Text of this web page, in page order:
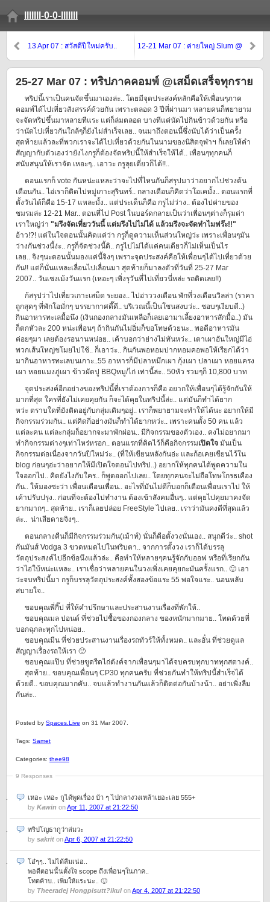
lllllll-0-0-lllllll
13 Apr 07 : สวัสดีปีใหม่ครับ..
12-21 Mar 07 : ค่ายใหญ่ Slum @
25-27 Mar 07 : ทริปภาคคอมพ์ @เสม็ดเสร็จทุกราย
ทริปนี้เราเป็นคนจัดขึ้นมาเองล่ะ.. โดยมีจุดประสงค์หลักคือให้เพื่อนๆภาค
คอมพ์ได้ไปเที่ยวสังสรรค์ด้วยกัน เพราะตลอด 3 ปีที่ผ่านมา หลายคนก็พยายาม
จะจัดทริปขึ้นมาหลายทีแระ แต่ก็ล่มตลอด บางทีแค่นัดไปกินข้าวด้วยกัน หรือ
ว่านัดไปเที่ยวกันใกล้ๆก็ยังไม่สำเร็จเลย.. จนมาถึงตอนนี้ซึ่งนับได้ว่าเป็นครั้ง
สุดท้ายแล้วละที่พวกเราจะได้ไปเที่ยวด้วยกันในนามของนิสิตจุฬาฯ ก็เลยให้คำ
สัญญากับตัวเองว่ายังไงกรูก็ต้องจัดทริปนี้ให้สำเร็จให้ได้.. เพื่อนๆทุกคนก็
สนับสนุนให้เราจัด เหอะๆ.. เอาวะ กรูลุยเดี่ยวก็ได้!!..
ตอนแรกก็ vote กันหน่ะแหละว่าจะไปที่ไหนกันก็สรุปมาว่าอยากไปช่วงต้น
เดือนกัน.. ไอ่เราก็ติดไปหมู่เกาะสุรินทร์.. กลางเดือนก็คิดว่าโอเคมั้ง.. ตอนแรกที่
ตั้งวันได้ก็คือ 15-17 แหละมั้ง.. แต่ประเด็นก็คือ กรูไม่ว่าง.. ต้องไปค่ายของ
ชมรมล่ะ 12-21 Mar.. ตอนที่ไป Post ในบอร์ดกลายเป็นว่าเพื่อนๆต่างก็รุมด่า
เราใหญ่ว่า "มรึงจัดเที่ยววันนี้ แต่มรึงไปไม่ได้ แล้วมรึงจะจัดทำไมฟร๊ะ!!"
อ้าว!?! แต่ในใจตอนนั้นคิดแค่ว่า กรูก็ดูความเห็นส่วนใหญ่ว่ะ เพราะเพื่อนๆมัน
ว่างกันช่วงนี้ง่ะ.. กรูก็จัดช่วงนี้ดิ.. กรูไปไม่ได้แค่คนเดียวก็ไม่เห็นเป็นไร
เลย.. จิงๆนะตอนนั้นมองแค่นี้จิงๆ เพราะจุดประสงค์คือให้เพื่อนๆได้ไปเที่ยวด้วย
กัน!! แต่ก็นั่นแหละเลื่อนไปเลื่อนมา สุดท้ายก็มาลงตัวที่วันที่ 25-27 Mar
2007.. วันเชงเม้งวันแรก (เหอะๆ เพิ่งรุวันที่ไปเที่ยวนี่หล่ะ รถติดเลย!!)
ก้สรุปว่าไปเที่ยวเกาะเสม็ด ระยอง.. ไปอ่าววงเดือน พักที่วงเดือนวิลล่า (ราคา
ถูกสุดๆ ที่พักโอมั่กๆ บรรยากาศดี๊ดี.. บริเวณนี้เป็นโซนสงบว่ะ.. ชอบๆเงียบดี..)
กินอาหารทะเลมื้อนึง (เงินกองกลางมันเหลือก็เลยเอามาเลี้ยงอาหารสักมื้อ..) มัน
ก็ตกหัวละ 200 หน่ะเพื่อนๆ ถ้ากินกันไม่อิ่มก็ขอโทษด้วยนะ.. พอดีอาหารมัน
ค่อยๆมา เลยต้องรอนานหน่อย.. เค้าบอกว่าย่างไม่ทันหว่ะ.. เตาเผาอันใหญ่มีไอ่
พวกเส้นใหญ่ขโมยไปใช้.. ก็เอาว่ะ.. กินกันพอหอมปากหอมคอพอให้เรียกได้ว่า
มากินอาหารทะเลบนเกาะ..55 อาหารก็มีปลาหมึกเผา กุ้งเผา ปลาเผา หอยแครง
เผา หอยแมงภู่เผา ข้าวผัดปู BBQหมู/ไก่ เท่านี้ล่ะ.. 50หัว รวมๆก็ 10,800 บาท
จุดประสงค์อีกอย่างของทริปนี้ที่เราต้องการก็คือ อยากให้เพื่อนๆได้รู้จักกันให้
มากที่สุด ใครที่ยังไม่เคยคุยกัน ก็จะได้คุยในทริปนี้ล่ะ.. แต่มันก็ทำได้ยาก
หว่ะ ตราบใดที่ยังติดอยู่กับกลุ่มเดิมๆอยู่.. เราก็พยายามจะทำให้ได้นะ อยากให้มี
กิจกรรมร่วมกัน.. แต่คิดกี่อย่างมันก็ทำได้ยากหว่ะ.. เพราะคนตั้ง 50 คน แล้ว
แต่ละคน แต่ละกลุ่มก็อยากจะมาพักผ่อน.. มีกิจกรรมของตัวเอง.. คงไม่อยากมา
ทำกิจกรรมต่างๆเท่าไหร่หรอก.. ตอนแรกที่คิดไว้ก็คือกิจกรรมเปิดใจ มันเป็น
กิจกรรมต่อเนื่องจากวันปีใหม่ว่ะ.. (ที่ให้เขียนหลังกันอ่ะ และก้อเคยเขียนไว้ใน
blog ก่อนๆอ่ะว่าอยากให้มีเปิดใจตอนไปทริป..) อยากให้ทุกคนได้พูดความใน
ใจออกไป.. คิดยังไงกับใคร.. ก็พูดออกไปเลย.. โดยทุกคนจะไม่ถือโทษโกรธเคือง
กัน.. ให้มองซะว่า เพื่อนเตือนเพื่อน.. อะไรที่มันไม่ดีก็บอกก็เตือนเพื่อนเราไป ให้
เค้าปรับปรุง.. ก่อนที่จะต้องไปทำงาน ต้องเข้าสังคมอื่นๆ.. แต่คุยไปคุยมาคงจัด
ยากมากๆ.. สุดท้าย.. เราก็เลยปล่อย FreeStyle ไปเลย.. เราว่ามันคงดีที่สุดแล้ว
ล่ะ.. น่าเสียดายจิงๆ..
ตอนกลางคืนก็มีกิจกรรมร่วมกัน(เม้าท์) นั่นก็คือตั้งวงนั่นเอง.. สนุกดีว่ะ.. shot
กันมันส์ Vodga 3 ขวดหมดไปในพริบตา.. จากการตั้งวง เราก็ได้บรรลุ
วัตถุประสงค์ไปอีกข้อนึงแล้วล่ะ.. คือทำให้หลายๆคนรู้จักกับออฟ หรือที่เรียกกัน
ว่าไอ่ใบ้หน่ะแหละ.. เราเชื่อว่าหลายคนในวงเพิ่งเคยคุยกะมันครั้งแรก.. 🙂 เอา
ว่ะจบทริปนี้มา กรูก็บรรลุวัตถุประสงค์ทั้งสองข้อแระ 55 พอใจแระ.. นอนหลับ
สบายใจ..
ขอบคุณพี่กิ๊ป ที่ให้คำปรึกษาและประสานงานเรื่องที่พักให้..
ขอบคุณมล ปอนด์ ที่ช่วยไปซื้อของกองกลาง ของหนักมากมาย.. โทดด้วยที่
บอกฉุกละหุกไปหน่อย..
ขอบคุณมีน ที่ช่วยประสานงานเรื่องรถทัวร์ให้ทั้งหมด.. และอั๋น ที่ช่วยดูแล
สัญญาเรื่องรถให้เรา 🙂
ขอบคุณแป๊บ ที่ช่วยขูดรีดไถ่ตังค์จากเพื่อนๆมาได้จบครบทุกบาททุกสตางค์..
สุดท้าย.. ขอบคุณเพื่อนๆ CP30 ทุกคนครับ ที่ช่วยกันทำให้ทริปนี้สำเร็จได้
ด้วยดี.. ขอบคุณมากคับ.. จบแล้วทำงานกันแล้วก็ติดต่อกันบ้างน้า.. อย่าเพิ่งลืม
กันล่ะ..
Posted by Spaces.Live on 31 Mar 2007.
Tags: Samet
Categories: thee98
9 Responses
เหอะ เหอะ กูได้พูดเรื่อง บ้า ๆ ไปกลางวงเหล้าเยอะเลย 555+
by Kawin onApr 11, 2007 at 21:22:50
ทริปโญธากูว่าล่มวะ
by sakrit onApr 6, 2007 at 21:22:50
โอ๋ๆๆ.. ไม่ได้ลืมเน่อ..
พอดีตอนนั้นตั้งใจ scope ถึงเพื่อนๆในภาค..
โทดค้าบ.. เพิ่มให้แระนะ.. 🙂
by Theeradej Hongpisutt?ikul onApr 4, 2007 at 21:22:50